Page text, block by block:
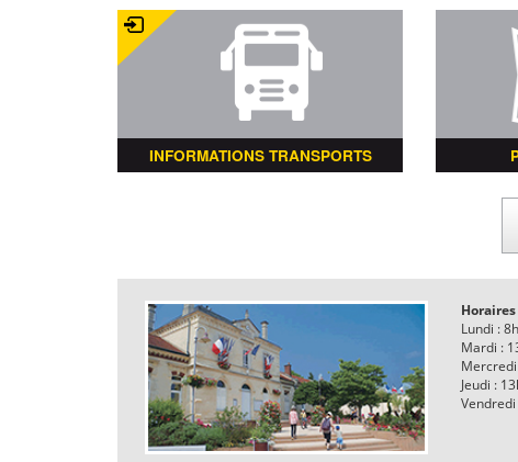
INFORMATIONS TRANSPORTS
Lundi :
Mardi :
Jeudi :